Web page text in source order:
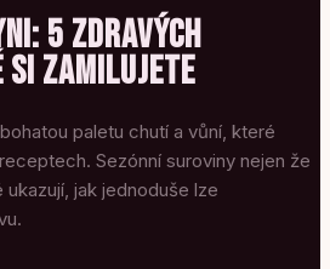
5 ZDRAVÝCH
SI ZAMILUJETE
paletu chutí a vůní, které
Sezónní suroviny nejen že
jak jednoduše lze